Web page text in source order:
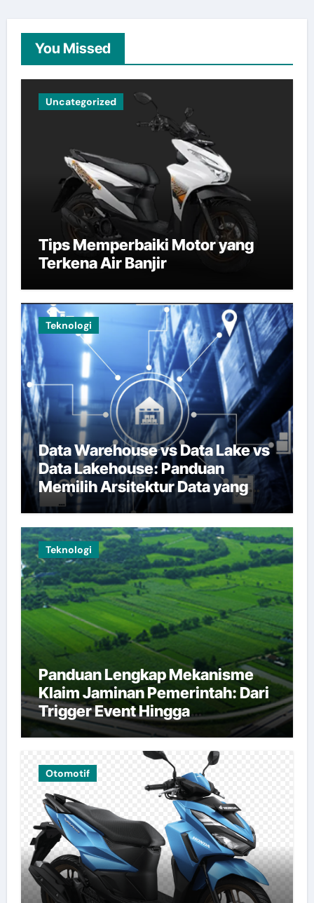
You Missed
Uncategorized
Tips Memperbaiki Motor yang
Terkena Air Banjir
Teknologi
Data Warehouse vs Data Lake vs
Data Lakehouse: Panduan
Memilih Arsitektur Data yang
Tepat
Teknologi
Panduan Lengkap Mekanisme
Klaim Jaminan Pemerintah: Dari
Trigger Event Hingga
Pembayaran
Otomotif